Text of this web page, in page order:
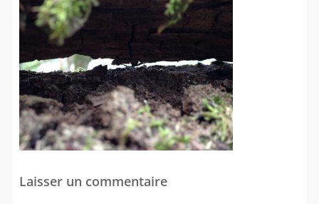
Laisser un commentaire